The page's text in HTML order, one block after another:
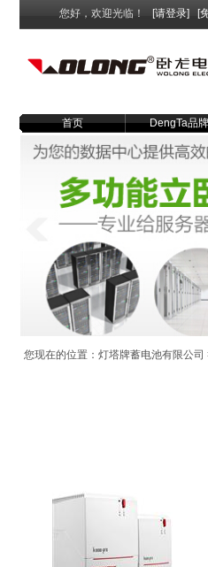
首页 DengTa品牌
您好，欢迎光临！ [请登录] [
您现在的位置： 灯塔牌蓄电池有限公司